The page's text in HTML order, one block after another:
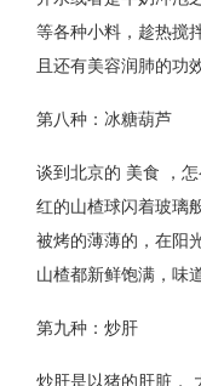
等各种小料，趁热搅
且还有美容润肺的功
第八种：冰糖葫芦
谈到北京的 美食 ，
红的山楂球闪着玻璃
被烤的薄薄的，在阳
山楂都新鲜饱满，味
第九种：炒肝
炒肝是以猪的肝脏，